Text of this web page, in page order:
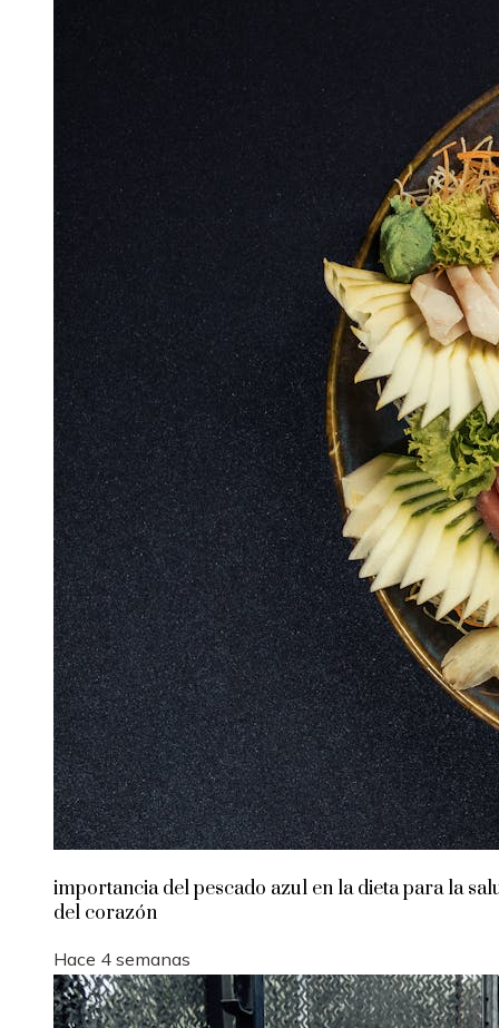
importancia del pescado azul en la dieta para la
del corazón
Hace 4 semanas